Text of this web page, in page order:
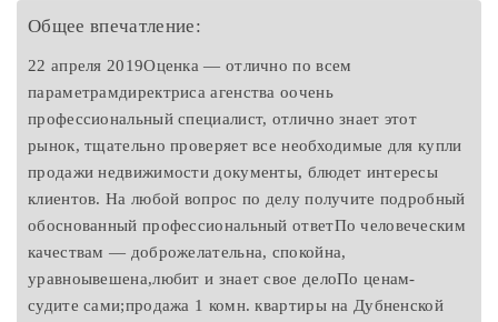
Общее впечатление:
22 апреля 2019Оценка — отлично по всем
параметрамдиректриса агенства оочень
профессиональный специалист, отлично знает этот
рынок, тщательно проверяет все необходимые для купли
продажи недвижимости документы, блюдет интересы
клиентов. На любой вопрос по делу получите подробный
обоснованный профессиональный ответПо человеческим
качествам — доброжелательна, спокойна,
уравноывешена,любит и знает свое делоПо ценам-
судите сами;продажа 1 комн. квартиры на Дубненской